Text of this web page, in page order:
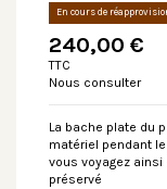
En cours de
240,00 €
TTC
Nous consulter
La bache plate du
matériel pendant
vous voyagez
préservé